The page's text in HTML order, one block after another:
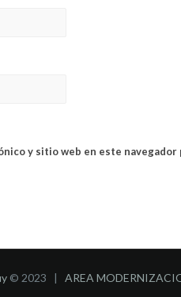
y sitio web en este navegador
© 2023 | AREA